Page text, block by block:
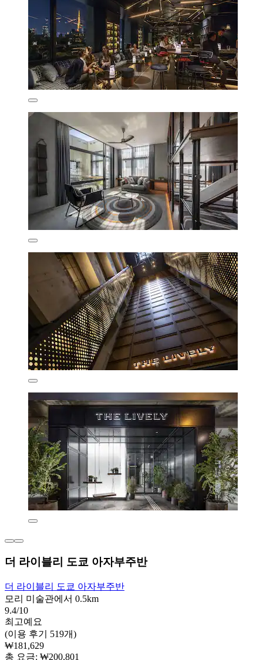
더 라이블리 도쿄 아자부주반
더 라이블리 도쿄 아자부주반
모리 미술관에서 0.5km
9.4/10
최고예요
(이용 후기 519개)
₩181,629
총 요금: ₩200,801